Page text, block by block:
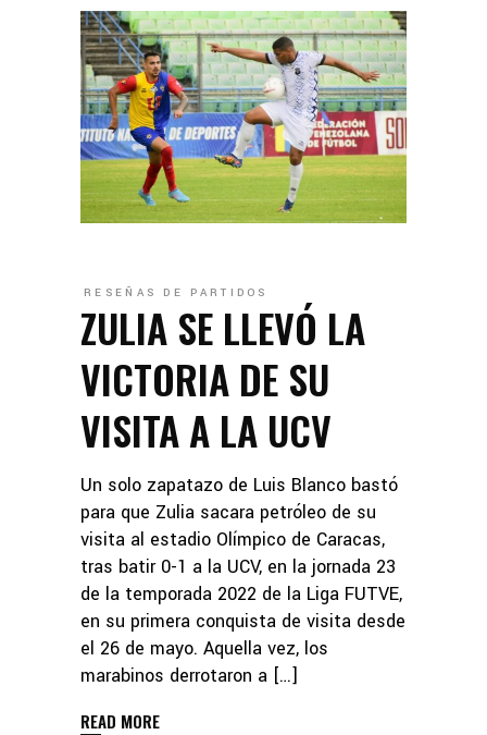
RESEÑAS DE PARTIDOS
ZULIA SE LLEVÓ LA
VICTORIA DE SU
VISITA A LA UCV
Un solo zapatazo de Luis Blanco bastó
para que Zulia sacara petróleo de su
visita al estadio Olímpico de Caracas,
tras batir 0-1 a la UCV, en la jornada 23
de la temporada 2022 de la Liga FUTVE,
en su primera conquista de visita desde
el 26 de mayo. Aquella vez, los
marabinos derrotaron a […]
READ MORE